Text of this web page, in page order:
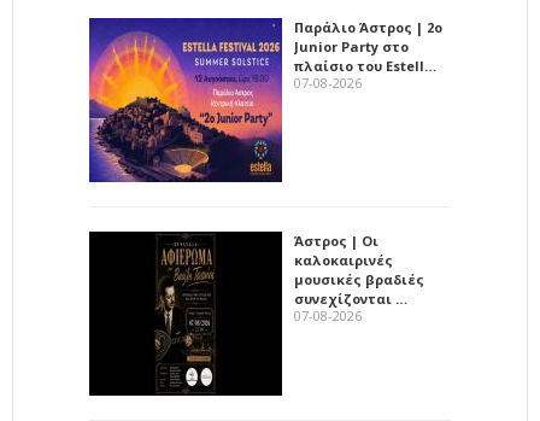
Παράλιο Άστρος | 2ο
Junior Party στο
πλαίσιο του Estell…
07-08-2026
Άστρος | Οι
καλοκαιρινές
μουσικές βραδιές
συνεχίζονται …
07-08-2026